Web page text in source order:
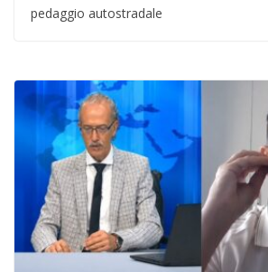
pedaggio autostradale